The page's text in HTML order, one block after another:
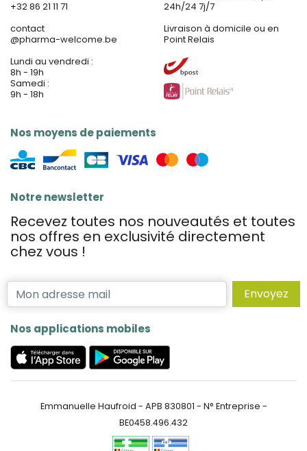
+32 86 21 11 71
contact
@pharma-welcome.be
Lundi au vendredi :
8h - 19h
Samedi :
9h - 18h
Nos moyens de paiements
24h/24 7j/7
Livraison à domicile ou en
Point Relais
Notre newsletter
Recevez toutes nos nouveautés et toutes
nos offres en exclusivité directement
chez vous !
Envoyez
Nos applications mobiles
Emmanuelle Haufroid - APB 830801 - N° Entreprise -
BE0458.496.432